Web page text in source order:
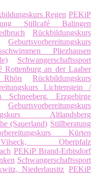
Regen PEKiP
Stillcafé Balingen
Rückbildungskurs
Geburtsvorbereitungskurs
Pliezhausen
Schwangerschaftssport
Rottenburg an der Laaber
Rhön
Rückbildungskurs
Lichtenstein /
Schneeberg, Erzgebirge
Geburtsvorbereitungskurs
Altlandsberg
(Sauerland) Stillberatung
Kürten
Vilseck, Oberpfalz
PEKiP Brand-Erbisdorf
Schwangerschaftssport
Niederlausitz PEKiP